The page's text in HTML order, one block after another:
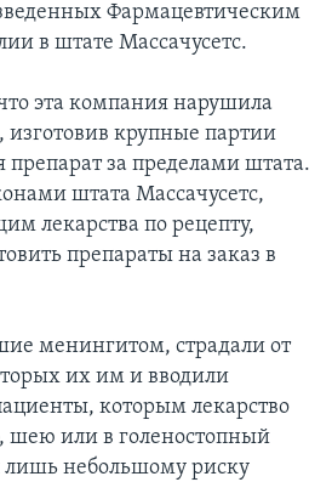
Фармацевтическим
в штате Массачусетс.
эта компания нарушила
крупные партии
препарат за пределами штата.
штата Массачусетс,
лекарства по рецепту,
препараты на заказ в
менингитом, страдали от
их им и вводили
которым лекарство
шею или в голеностопный
лишь небольшому риску